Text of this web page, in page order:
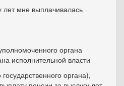
лет мне выплачивалась
органа
исполнительной власти
органа),